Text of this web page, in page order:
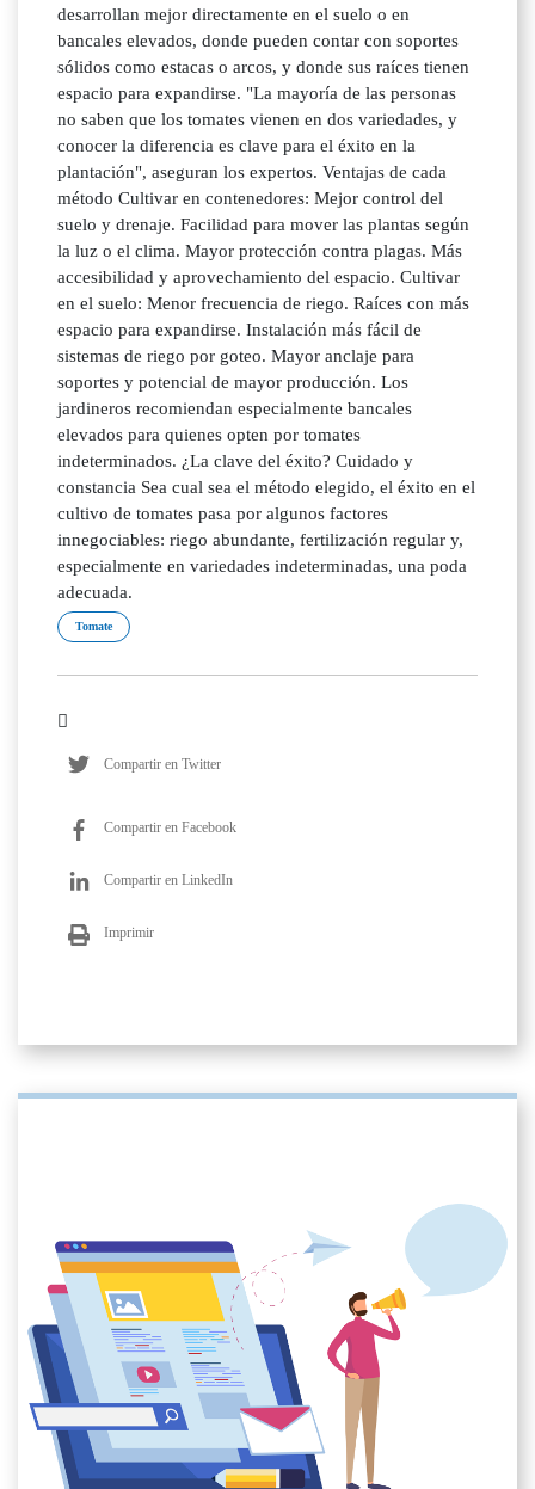
desarrollan mejor directamente en el suelo o en
bancales elevados, donde pueden contar con soportes
sólidos como estacas o arcos, y donde sus raíces tienen
espacio para expandirse. "La mayoría de las personas
no saben que los tomates vienen en dos variedades, y
conocer la diferencia es clave para el éxito en la
plantación", aseguran los expertos. Ventajas de cada
método Cultivar en contenedores: Mejor control del
suelo y drenaje. Facilidad para mover las plantas según
la luz o el clima. Mayor protección contra plagas. Más
accesibilidad y aprovechamiento del espacio. Cultivar
en el suelo: Menor frecuencia de riego. Raíces con más
espacio para expandirse. Instalación más fácil de
sistemas de riego por goteo. Mayor anclaje para
soportes y potencial de mayor producción. Los
jardineros recomiendan especialmente bancales
elevados para quienes opten por tomates
indeterminados. ¿La clave del éxito? Cuidado y
constancia Sea cual sea el método elegido, el éxito en el
cultivo de tomates pasa por algunos factores
innegociables: riego abundante, fertilización regular y,
especialmente en variedades indeterminadas, una poda
adecuada.
Tomate
Compartir en Twitter
Compartir en Facebook
Compartir en LinkedIn
Imprimir